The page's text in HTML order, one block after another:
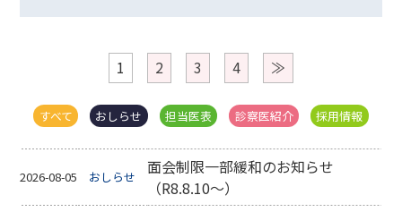
1 2 3 4 ≫
すべて おしらせ 担当医表 診察医紹介 採用情報
2026-08-05 おしらせ
面会制限一部緩和のお知らせ
（R8.8.10～）